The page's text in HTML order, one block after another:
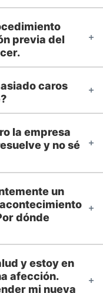
previa del
caros
la empresa
y no sé
un
dónde
y estoy en
afección.
mi nueva